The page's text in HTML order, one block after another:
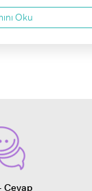
Oku
Cevap